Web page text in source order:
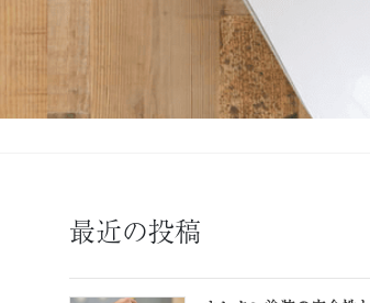
最近の投稿